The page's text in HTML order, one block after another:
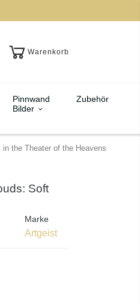
Warenkorb
Pinnwand
Bilder
Zubehör
the Theater of the Heavens
Soft
Marke
Artgeist